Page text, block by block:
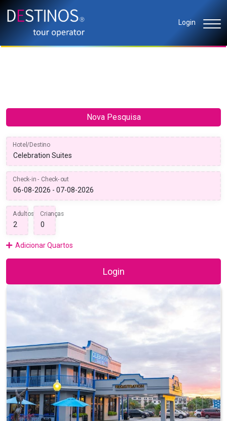
Login
Nova Pesquisa
Hotel/Destino
Check-in - Check-out
Adultos Crianças
Adicionar Quartos
Login